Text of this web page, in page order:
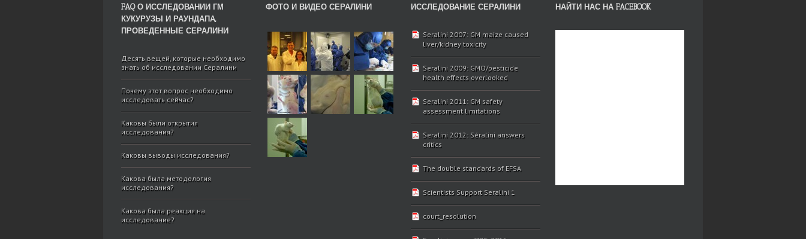
FAQ О ИССЛЕДОВАНИИ ГМ
КУКУРУЗЫ И РАУНДАПА,
ПРОВЕДЕННЫЕ СЕРАЛИНИ
Десять вещей, которые необходимо
знать об исследовании Сералини
Почему этот вопрос необходимо
исследовать сейчас?
Каковы были открытия
исследования?
Каковы выводы исследования?
Какова была методология
исследования?
Какова была реакция на
исследование?
ФОТО И ВИДЕО СЕРАЛИНИ ИССЛЕДОВАНИЕ СЕРАЛИНИ
Seralini 2007: GM maize caused
liver/kidney toxicity
Seralini 2009: GMO/pesticide
health effects overlooked
Seralini 2011: GM safety
assessment limitations
Seralini 2012: Séralini answers
critics
The double standards of EFSA
Scientists Support Seralini 1
court_resolution
НАЙТИ НАС НА FACEBOOK